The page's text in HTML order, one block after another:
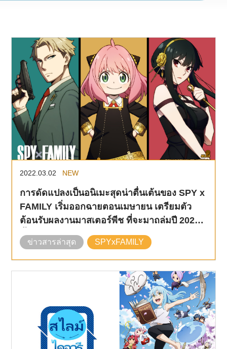
2022.03.02 NEW
การดัดแปลงเป็นอนิเมะสุดน่าตื่นเต้นของ SPY x
FAMILY เริ่มออกฉายตอนเมษายน เตรียมตัว
ต้อนรับผลงานมาสเตอร์พีช ที่จะมาถล่มปี 2022
นี้!！
ข่าวสารล่าสุด SPYxFAMILY